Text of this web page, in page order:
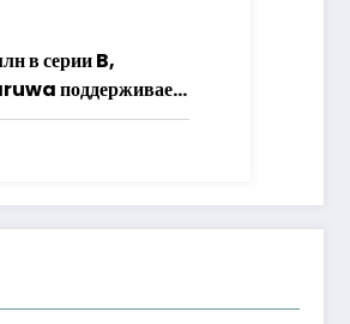
в серии B,
поддерживает